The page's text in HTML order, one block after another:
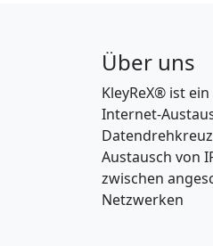
Über uns
KleyReX® ist
Internet-
Austausch von
zwischen
Netzwerken